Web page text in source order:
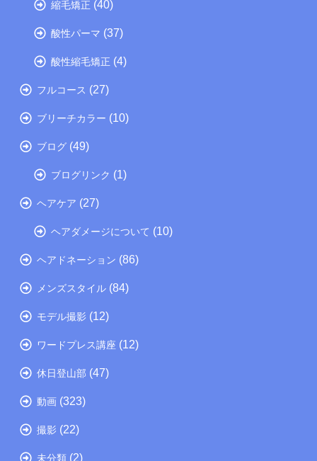
縮毛矯正 (40)
酸性パーマ (37)
酸性縮毛矯正 (4)
フルコース (27)
ブリーチカラー (10)
ブログ (49)
ブログリンク (1)
ヘアケア (27)
ヘアダメージについて (10)
ヘアドネーション (86)
メンズスタイル (84)
モデル撮影 (12)
ワードプレス講座 (12)
休日登山部 (47)
動画 (323)
撮影 (22)
未分類 (2)